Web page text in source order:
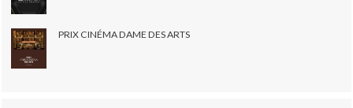
PRIX CINÉMA DAME DES ARTS